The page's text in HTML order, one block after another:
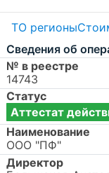
ТО регионы
Сведения об
№ в реестре
14743
Статус
Аттестат
Наименование
ООО "ПФ"
Директор